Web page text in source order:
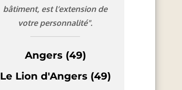
bâtiment, est l’extension de
votre personnalité".
Angers (49)
Le Lion d'Angers (49)